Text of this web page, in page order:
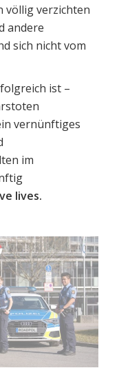
völlig verzichten
andere
sich nicht vom
ist –
vernünftiges
im
lives.